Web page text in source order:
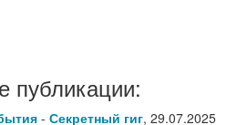
публикации:
- Секретный гиг, 29.07.2025